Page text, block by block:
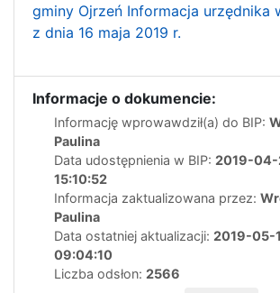
gminy Ojrzeń Informacja urzędnika
z dnia 16 maja 2019 r.
Informacje o dokumencie:
Informację wprowawdził(a) do BIP:
Paulina
Data udostępnienia w BIP: 2019-04-
15:10:52
Informacja zaktualizowana przez:
Paulina
Data ostatniej aktualizacji: 2019-05-
09:04:10
Liczba odsłon: 2566